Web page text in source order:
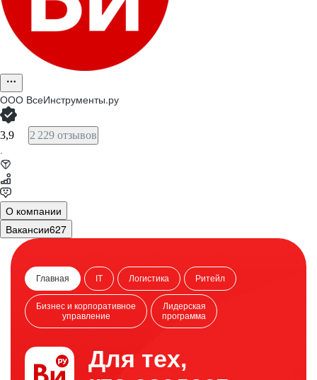
ООО ВсеИнструменты.ру
3,9 2 229 отзывов
·
О компании
Вакансии627
Главная IT Логистика Ритейл
Бизнес и корпоративное
управление
Лидерская
программа
Для тех,